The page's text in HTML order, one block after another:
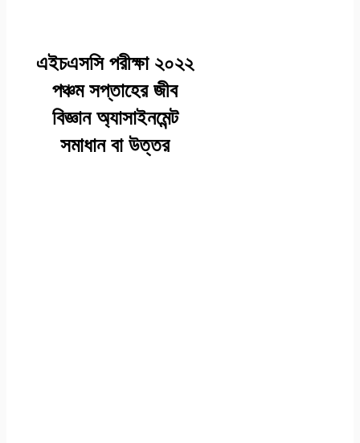
এইচএসসি পরীক্ষা ২০২২
পঞ্চম সপ্তাহের জীব
বিজ্ঞান অ্যাসাইনমেন্ট
সমাধান বা উত্তর